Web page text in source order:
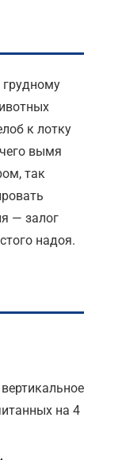
грудному
к лотку
вымя
так
— залог
надоя.
на 4